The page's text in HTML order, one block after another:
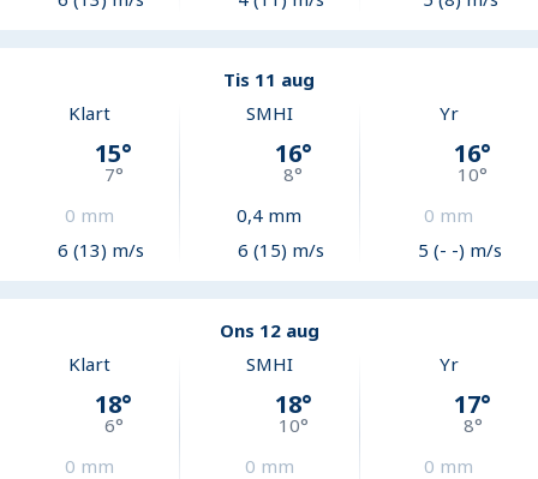
Tis 11 aug
Klart
15°
7°
0 mm
6 (13) m/s
SMHI
16°
8°
0,4 mm
6 (15) m/s
Yr
16°
10°
0 mm
5 (- -) m/s
Ons 12 aug
Klart
18°
6°
0 mm
SMHI
18°
10°
0 mm
Yr
17°
8°
0 mm